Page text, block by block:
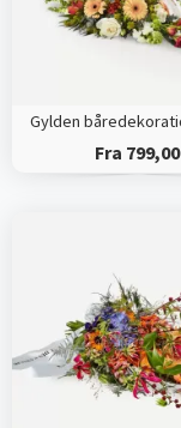
Fra 799,00